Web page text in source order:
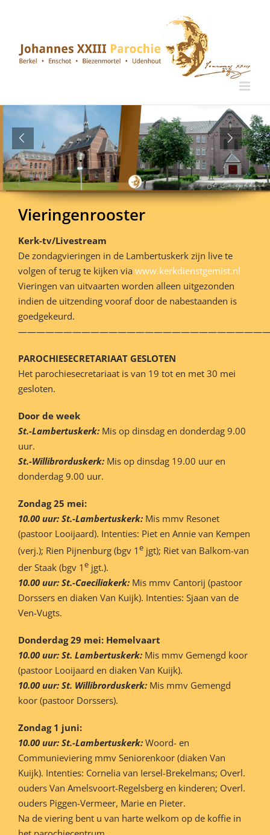
Vieringenrooster
Kerk-tv/Livestream
De zondagvieringen in de Lambertuskerk zijn live te
volgen of terug te kijken via www.kerkdienstgemist.nl
Vieringen van uitvaarten worden alleen uitgezonden
indien de uitzending vooraf door de nabestaanden is
goedgekeurd.
PAROCHIESECRETARIAAT GESLOTEN
Het parochiesecretariaat is van 19 tot en met 30 mei
gesloten.
Door de week
St.-Lambertuskerk: Mis op dinsdag en donderdag 9.00
uur.
St.-Willibrorduskerk: Mis op dinsdag 19.00 uur en
donderdag 9.00 uur.
Zondag 25 mei:
10.00 uur: St.-Lambertuskerk: Mis mmv Resonet
(pastoor Looijaard). Intenties: Piet en Annie van Kempen
(verj.); Rien Pijnenburg (bgv 1e jgt); Riet van Balkom-van
der Staak (bgv 1e jgt.).
10.00 uur: St.-Caeciliakerk: Mis mmv Cantorij (pastoor
Dorssers en diaken Van Kuijk). Intenties: Sjaan van de
Ven-Vugts.
Donderdag 29 mei: Hemelvaart
10.00 uur: St. Lambertuskerk: Mis mmv Gemengd koor
(pastoor Looijaard en diaken Van Kuijk).
10.00 uur: St. Willibrorduskerk: Mis mmv Gemengd
koor (pastoor Dorssers).
Zondag 1 juni:
10.00 uur: St.-Lambertuskerk: Woord- en
Communieviering mmv Seniorenkoor (diaken Van
Kuijk). Intenties: Cornelia van Iersel-Brekelmans; Overl.
ouders Van Amelsvoort-Regelsberg en kinderen; Overl.
ouders Piggen-Vermeer, Marie en Pieter.
Na de viering bent u van harte welkom op de koffie in